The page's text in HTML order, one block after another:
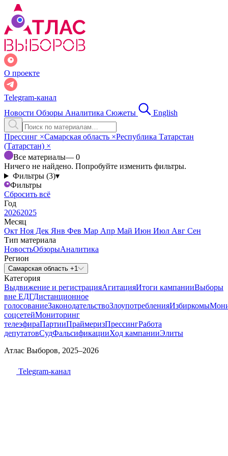
О проекте
Telegram-канал
Новости Обзоры Аналитика Сюжеты English
Прессинг ×Самарская область ×Республика Татарстан
(Татарстан) ×
Все материалы— 0
Ничего не найдено. Попробуйте изменить фильтры.
Фильтры (3)▾
Фильтры
Сбросить всё
Год
20262025
Месяц
Окт Ноя Дек Янв Фев Мар Апр Май Июн Июл Авг Сен
Тип материала
НовостьОбзорыАналитика
Регион
Самарская область +1
Категория
Выдвижение и регистрацияАгитацияИтоги кампанииВыборы
вне ЕДГДистанционное
голосованиеЗаконодательствоЗлоупотребленияИзбиркомы
соцсетейМониторинг
телеэфираПартииПраймеризПрессингРабота
депутатовСудФальсификацииХод кампанииЭлиты
Атлас Выборов, 2025–2026
Telegram-канал